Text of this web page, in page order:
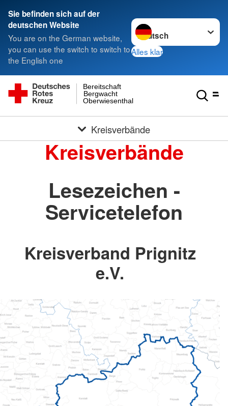
Sie befinden sich auf der
deutschen Website
You are on the German website,
you can use the switch to switch to
the English one
Sprache wechseln zu
Alles klar
Oberwiesenthal
Bergwacht
Bereitschaft
Kreisverbände
Kreisverbände
Lesezeichen -
Servicetelefon
Kreisverband Prignitz
e.V.